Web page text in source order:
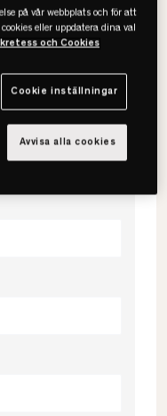
Förvaring
på vår webbplats och för att
eller uppdatera dina val
och Cookies
Cookie inställningar
Avvisa alla cookies